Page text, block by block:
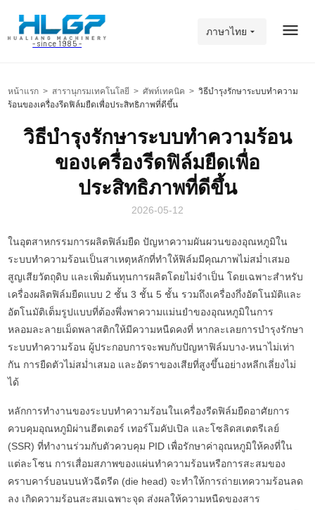
- since 1985 -
ภาษาไทย
หน้าแรก > สารานุกรมเทคโนโลยี > ศัพท์เทคนิค > วิธีบำรุงรักษาระบบทำความ
ร้อนของเครื่องรีดฟิล์มยืดเพื่อประสิทธิภาพที่ดีขึ้น
วิธีบำรุงรักษาระบบทำความร้อน
ของเครื่องรีดฟิล์มยืดเพื่อ
ประสิทธิภาพที่ดีขึ้น
2026-05-12
ในอุตสาหกรรมการผลิตฟิล์มยืด ปัญหาความผันผวนของอุณหภูมิใน
ระบบทำความร้อนเป็นสาเหตุหลักที่ทำให้ฟิล์มมีคุณภาพไม่สม่ำเสมอ
สูญเสียวัตถุดิบ และเพิ่มต้นทุนการผลิตโดยไม่จำเป็น โดยเฉพาะสำหรับ
เครื่องผลิตฟิล์มยืดแบบ 2 ชั้น 3 ชั้น 5 ชั้น รวมถึงเครื่องกึ่งอัตโนมัติและ
อัตโนมัติเต็มรูปแบบที่ต้องพึ่งพาความแม่นยำของอุณหภูมิในการ
หลอมละลายเม็ดพลาสติกให้มีความหนืดคงที่ หากละเลยการบำรุงรักษา
ระบบทำความร้อน ผู้ประกอบการจะพบกับปัญหาฟิล์มบาง-หนาไม่เท่า
กัน การยืดตัวไม่สม่ำเสมอ และอัตราของเสียที่สูงขึ้นอย่างหลีกเลี่ยงไม่
ได้
หลักการทำงานของระบบทำความร้อนในเครื่องรีดฟิล์มยืดอาศัยการ
ควบคุมอุณหภูมิผ่านฮีตเตอร์ เทอร์โมคัปเปิล และโซลิดสเตตรีเลย์
(SSR) ที่ทำงานร่วมกับตัวควบคุม PID เพื่อรักษาค่าอุณหภูมิให้คงที่ใน
แต่ละโซน การเสื่อมสภาพของแผ่นทำความร้อนหรือการสะสมของ
คราบคาร์บอนบนหัวฉีดรีด (die head) จะทำให้การถ่ายเทความร้อนลด
ลง เกิดความร้อนสะสมเฉพาะจุด ส่งผลให้ความหนืดของสาร